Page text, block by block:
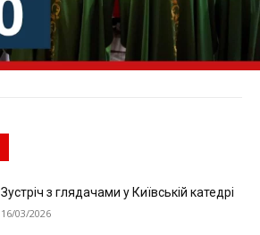
Зустріч з глядачами у Київській катедрі
16/03/2026